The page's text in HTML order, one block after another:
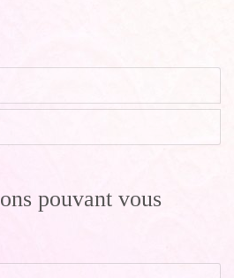
pouvant vous